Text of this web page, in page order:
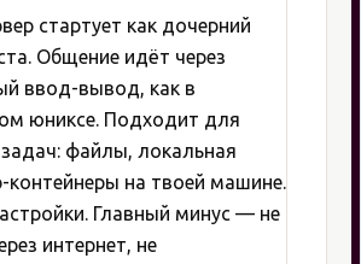
стартует как дочерний
Общение идёт через
ввод-вывод, как в
юниксе. Подходит для
файлы, локальная
контейнеры на твоей машине.
Главный минус — не
интернет, не